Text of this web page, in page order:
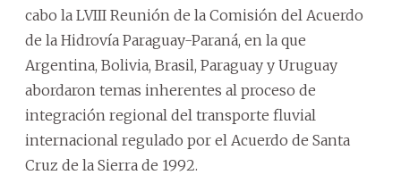
cabo la LVIII Reunión de la Comisión del Acuerdo
de la Hidrovía Paraguay-Paraná, en la que
Argentina, Bolivia, Brasil, Paraguay y Uruguay
abordaron temas inherentes al proceso de
integración regional del transporte fluvial
internacional regulado por el Acuerdo de Santa
Cruz de la Sierra de 1992.